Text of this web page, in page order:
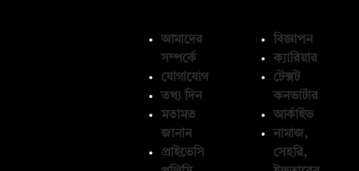
আমাদের
সম্পর্কে
যোগাযোগ
তথ্য দিন
মতামত
জানান
প্রাইভেসি
বিজ্ঞাপন
ক্যারিয়ার
টেক্সট
কনভার্টার
আর্কাইভ
নামাজ,
সেহরি,